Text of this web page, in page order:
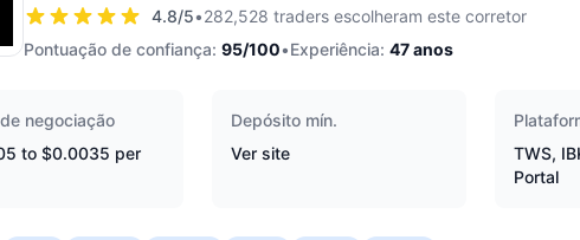
4.8/5•282,528 traders escolheram este corretor
Pontuação de confiança: 95/100•Experiência: 47anos
negociação
to $0.0035 per
Depósito mín.
Ver site
TWS,
Portal